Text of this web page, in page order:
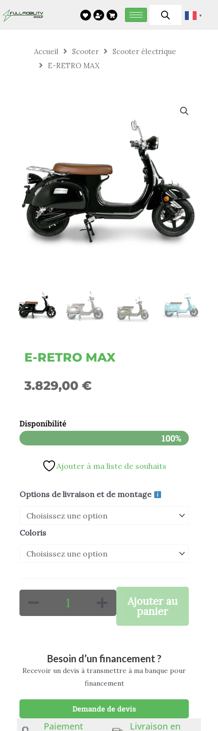
au
▼
Accueil Scooter
Scooter électrique
E-RETRO MAX
E-RETRO MAX
3.829,00 €
Disponibilité
100%
Ajouter à ma liste de souhaits
Options de livraison et de montage
Coloris
quantité
E-
RETRO
MAX
Ajouter au
panier
Besoin d’un financement ?
Recevoir un devis à transmettre à ma banque pour
financement
Demande de devis
Paiement
Livraison en